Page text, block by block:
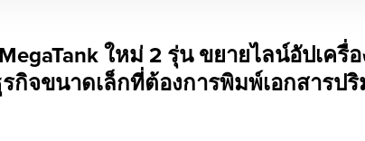
MegaTank ให
ใหม่ 2 รุ่น ขยายไลน์อัปเค
กิจขนาดเล็กที่ต้องการพิมพ์เอกสารป